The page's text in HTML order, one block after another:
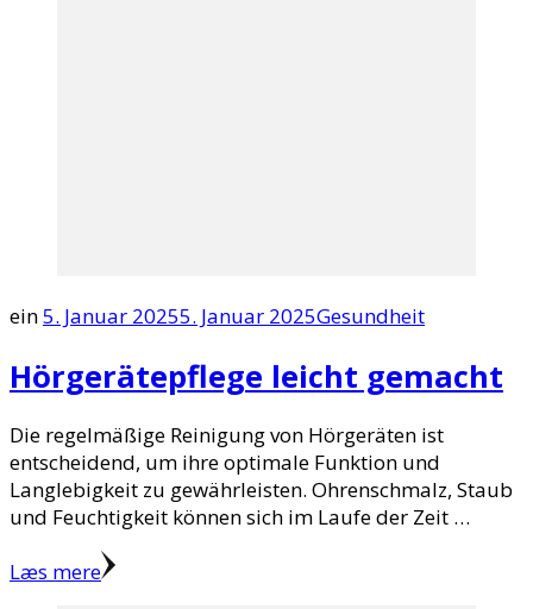
ein5. Januar 20255. Januar 2025Gesundheit
Hörgerätepflege leicht gemacht
Die regelmäßige Reinigung von Hörgeräten ist
entscheidend, um ihre optimale Funktion und
Langlebigkeit zu gewährleisten. Ohrenschmalz, Staub
und Feuchtigkeit können sich im Laufe der Zeit …
Læs mere